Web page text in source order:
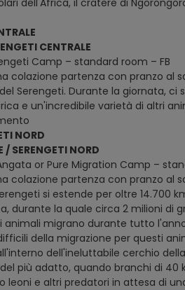
dell'Africa, il cratere di
CENTRALE
Camp – standard room – FB
colazione partenza con pranzo al
Serengeti. Durante la giornata,
e un'incredibile varietà di altri
NORD
SERENGETI NORD
or Pure Migration Camp –
colazione partenza con pranzo al
si estende per oltre 14.700
durante la quale circa 2 milioni di
migrano durante tutto
della migrazione per questi
dell'ineluttabile cerchio
più adatto, quando branchi di
leoni e altri predatori in attesa di